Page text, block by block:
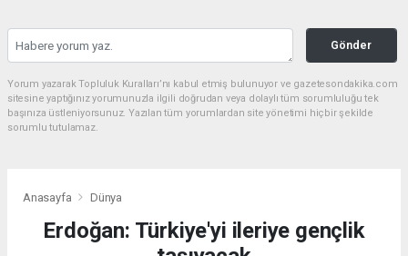
Gönder
Yorum yazarak Topluluk Kuralları’nı kabul etmiş bulunuyor ve gazetesondakika.com
sitesine yaptığınız yorumunuzla ilgili doğrudan veya dolaylı tüm sorumluluğu tek
başınıza üstleniyorsunuz. Yazılan tüm yorumlardan site yönetimi hiçbir şekilde
sorumlu tutulamaz.
Anasayfa Dünya
Erdoğan: Türkiye'yi ileriye gençlik